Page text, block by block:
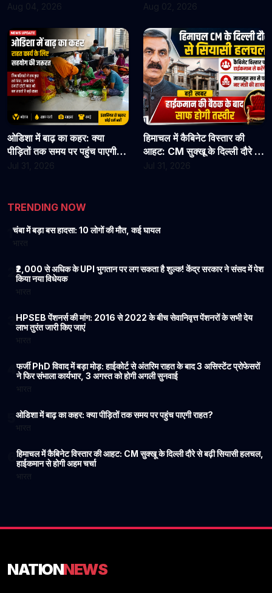
के सभी देय लाभ तुरंत जारी किए
Aug 04, 2026
असिस्टेंट प्रोफेसरों ने फिर संभाला
सुनवाई
Aug 02, 2026
ओडिशा में बाढ़ का कहर: क्या
पीड़ितों तक समय पर पहुंच पाएगी
हिमाचल में कैबिनेट विस्तार की
आहट: CM सुक्खू के दिल्ली दौरे से
TRENDING NOW
1चंबा में बड़ा बस हादसा: 10 लोगों की मौत, कई घायल
₹2,000 से अधिक के UPI भुगतान पर लग सकता है शुल्क! केंद्र सरकार ने संसद में पेश
किया नया विधेयक
HPSEB पेंशनर्स की मांग: 2016 से 2022 के बीच सेवानिवृत्त पेंशनरों के सभी देय
लाभ तुरंत जारी किए जाएं
4फर्जी PhD विवाद में बड़ा मोड़: हाईकोर्ट से अंतरिम राहत के बाद 3 असिस्टेंट प्रोफेसरों
ने फिर संभाला कार्यभार, 3 अगस्त को होगी अगली सुनवाई
ओडिशा में बाढ़ का कहर: क्या पीड़ितों तक समय पर पहुंच पाएगी राहत?
6हिमाचल में कैबिनेट विस्तार की आहट: CM सुक्खू के दिल्ली दौरे से बढ़ी सियासी हलचल,
हाईकमान से होगी अहम चर्चा
NATIONNEWS